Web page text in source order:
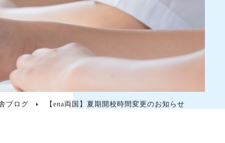
ブログ 【ena両国】夏期開校時間変更のお知らせ